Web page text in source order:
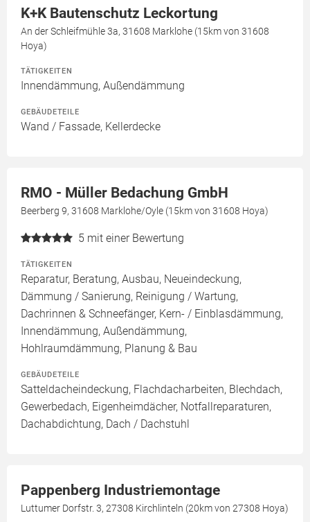
K+K Bautenschutz Leckortung
An der Schleifmühle 3a, 31608 Marklohe (15km von 31608
Hoya)
TÄTIGKEITEN
Innendämmung, Außendämmung
GEBÄUDETEILE
Wand / Fassade, Kellerdecke
RMO - Müller Bedachung GmbH
Beerberg 9, 31608 Marklohe/Oyle (15km von 31608 Hoya)
5 mit einer Bewertung
TÄTIGKEITEN
Reparatur, Beratung, Ausbau, Neueindeckung,
Dämmung / Sanierung, Reinigung / Wartung,
Dachrinnen & Schneefänger, Kern- / Einblasdämmung,
Innendämmung, Außendämmung,
Hohlraumdämmung, Planung & Bau
GEBÄUDETEILE
Satteldacheindeckung, Flachdacharbeiten, Blechdach,
Gewerbedach, Eigenheimdächer, Notfallreparaturen,
Dachabdichtung, Dach / Dachstuhl
Pappenberg Industriemontage
Luttumer Dorfstr. 3, 27308 Kirchlinteln (20km von 27308 Hoya)